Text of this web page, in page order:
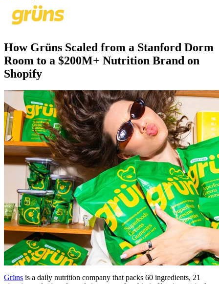
How Grüns Scaled from a Stanford Dorm
Room to a $200M+ Nutrition Brand on
Shopify
Grüns is a daily nutrition company that packs 60 ingredients, 21